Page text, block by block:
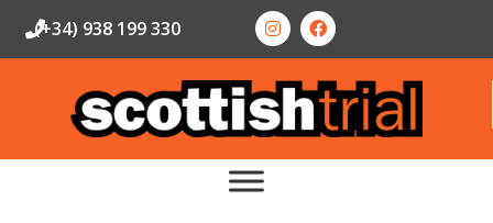
(+34) 938 199 330